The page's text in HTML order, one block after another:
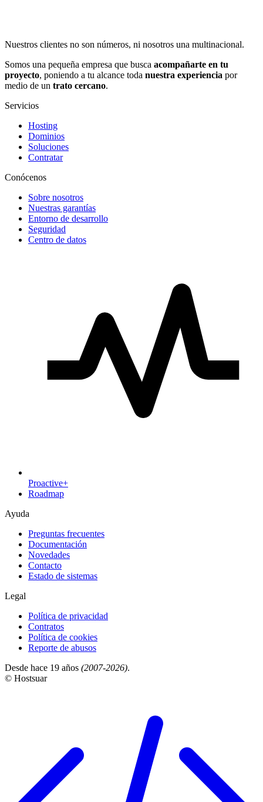
Nuestros clientes no son números, ni nosotros una multinacional.
Somos una pequeña empresa que busca acompañarte en tu
proyecto, poniendo a tu alcance toda nuestra experiencia por
medio de un trato cercano.
Servicios
Hosting
Dominios
Soluciones
Contratar
Conócenos
Sobre nosotros
Nuestras garantías
Entorno de desarrollo
Seguridad
Centro de datos
Proactive+
Roadmap
Ayuda
Preguntas frecuentes
Documentación
Novedades
Contacto
Estado de sistemas
Legal
Política de privacidad
Contratos
Política de cookies
Reporte de abusos
Desde hace 19 años (2007-2026).
© Hostsuar